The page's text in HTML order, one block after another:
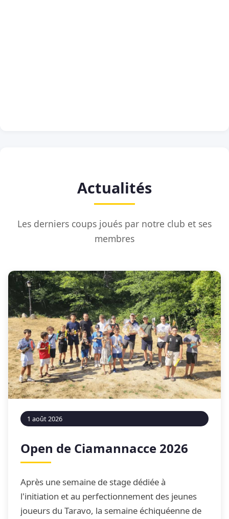
Actualités
Les derniers coups joués par notre club et ses
membres
1 août 2026
Open de Ciamannacce 2026
Après une semaine de stage dédiée à
l'initiation et au perfectionnement des jeunes
joueurs du Taravo, la semaine échiquéenne de